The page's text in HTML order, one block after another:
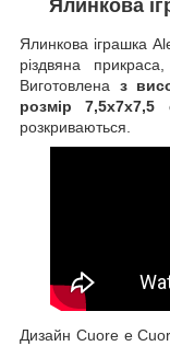
Ялинкова
Ялинкова іграшка
різдвяна
Виготовлена з
розмір 7,5х7х7,5
розкриваються.
Дизайн Cuore e